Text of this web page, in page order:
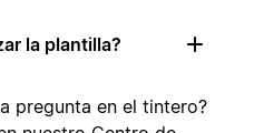
la plantilla?
pregunta en el tintero?